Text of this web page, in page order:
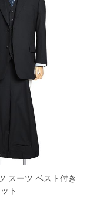
スーツ ベスト付き
ト